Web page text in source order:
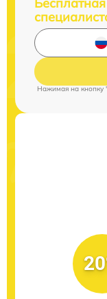
Нажимая на кнопку